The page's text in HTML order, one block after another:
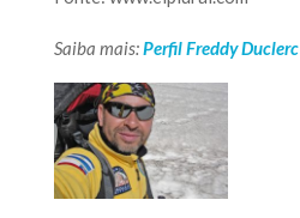
Saiba mais:Perfil Freddy Duclerc